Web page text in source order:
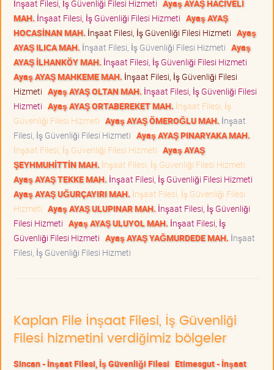
İnşaat Filesi, İş Güvenliği Filesi Hizmeti Ayaş AYAŞ HACIVELİ
MAH. İnşaat Filesi, İş Güvenliği Filesi Hizmeti Ayaş AYAŞ
HOCASİNAN MAH. İnşaat Filesi, İş Güvenliği Filesi Hizmeti Ayaş
AYAŞ ILICA MAH. İnşaat Filesi, İş Güvenliği Filesi Hizmeti Ayaş
AYAŞ İLHANKÖY MAH. İnşaat Filesi, İş Güvenliği Filesi Hizmeti
Ayaş AYAŞ MAHKEME MAH. İnşaat Filesi, İş Güvenliği Filesi
Hizmeti Ayaş AYAŞ OLTAN MAH. İnşaat Filesi, İş Güvenliği Filesi
Hizmeti Ayaş AYAŞ ORTABEREKET MAH. İnşaat Filesi, İş
Güvenliği Filesi Hizmeti Ayaş AYAŞ ÖMEROĞLU MAH. İnşaat
Filesi, İş Güvenliği Filesi Hizmeti Ayaş AYAŞ PINARYAKA MAH.
İnşaat Filesi, İş Güvenliği Filesi Hizmeti Ayaş AYAŞ
ŞEYHMUHİTTİN MAH. İnşaat Filesi, İş Güvenliği Filesi Hizmeti
Ayaş AYAŞ TEKKE MAH. İnşaat Filesi, İş Güvenliği Filesi Hizmeti
Ayaş AYAŞ UĞURÇAYIRI MAH. İnşaat Filesi, İş Güvenliği Filesi
Hizmeti Ayaş AYAŞ ULUPINAR MAH. İnşaat Filesi, İş Güvenliği
Filesi Hizmeti Ayaş AYAŞ ULUYOL MAH. İnşaat Filesi, İş
Güvenliği Filesi Hizmeti Ayaş AYAŞ YAĞMURDEDE MAH. İnşaat
Filesi, İş Güvenliği Filesi Hizmeti
Kaplan File İnşaat Filesi, İş Güvenliği
Filesi hizmetini verdiğimiz bölgeler
Sincan - İnşaat Filesi, İş Güvenliği Filesi Etimesgut - İnşaat